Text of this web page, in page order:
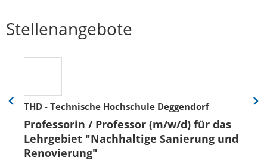
Stellenangebote
THD - Technische Hochschule Deggendorf
Professorin / Professor (m/w/d) für das
Lehrgebiet "Nachhaltige Sanierung und
Renovierung"
Eine
zurück
Eine